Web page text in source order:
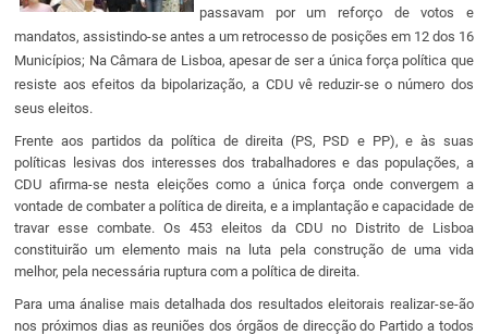
passavam por um reforço de votos e
mandatos, assistindo-se antes a um retrocesso de posições em 12 dos 16
Municípios; Na Câmara de Lisboa, apesar de ser a única força política que
resiste aos efeitos da bipolarização, a CDU vê reduzir-se o número dos
seus eleitos.
Frente aos partidos da política de direita (PS, PSD e PP), e às suas
políticas lesivas dos interesses dos trabalhadores e das populações, a
CDU afirma-se nesta eleições como a única força onde convergem a
vontade de combater a política de direita, e a implantação e capacidade de
travar esse combate. Os 453 eleitos da CDU no Distrito de Lisboa
constituirão um elemento mais na luta pela construção de uma vida
melhor, pela necessária ruptura com a política de direita.
Para uma ánalise mais detalhada dos resultados eleitorais realizar-se-ão
nos próximos dias as reuniões dos órgãos de direcção do Partido a todos